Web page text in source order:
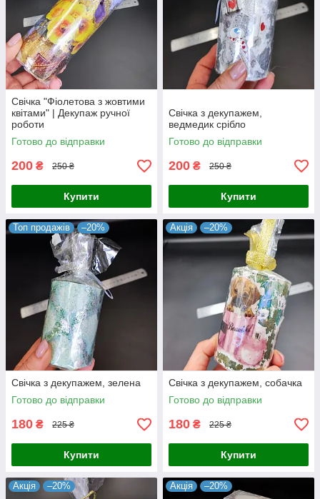
Свічка "Фіолетова з жовтими
квітами" | Декупаж ручної
роботи
Готово до відправки
200 ₴ 250 ₴
Купити
Свічка з декупажем,
ведмедик срібло
Готово до відправки
200 ₴ 250 ₴
Купити
Топ продажів –20%
Свічка з декупажем, зелена
Готово до відправки
180 ₴ 225 ₴
Купити
Акція –20%
Свічка з декупажем, собачка
Готово до відправки
180 ₴ 225 ₴
Купити
Акція –20% Акція –20%